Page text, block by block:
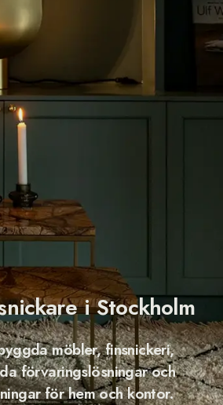
i Stockholm
möbler, finsnickeri,
förvaringslösningar och
för hem och kontor.